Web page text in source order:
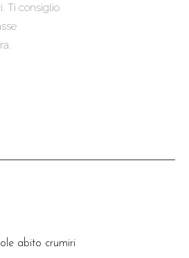
Ti consiglio
abito crumiri